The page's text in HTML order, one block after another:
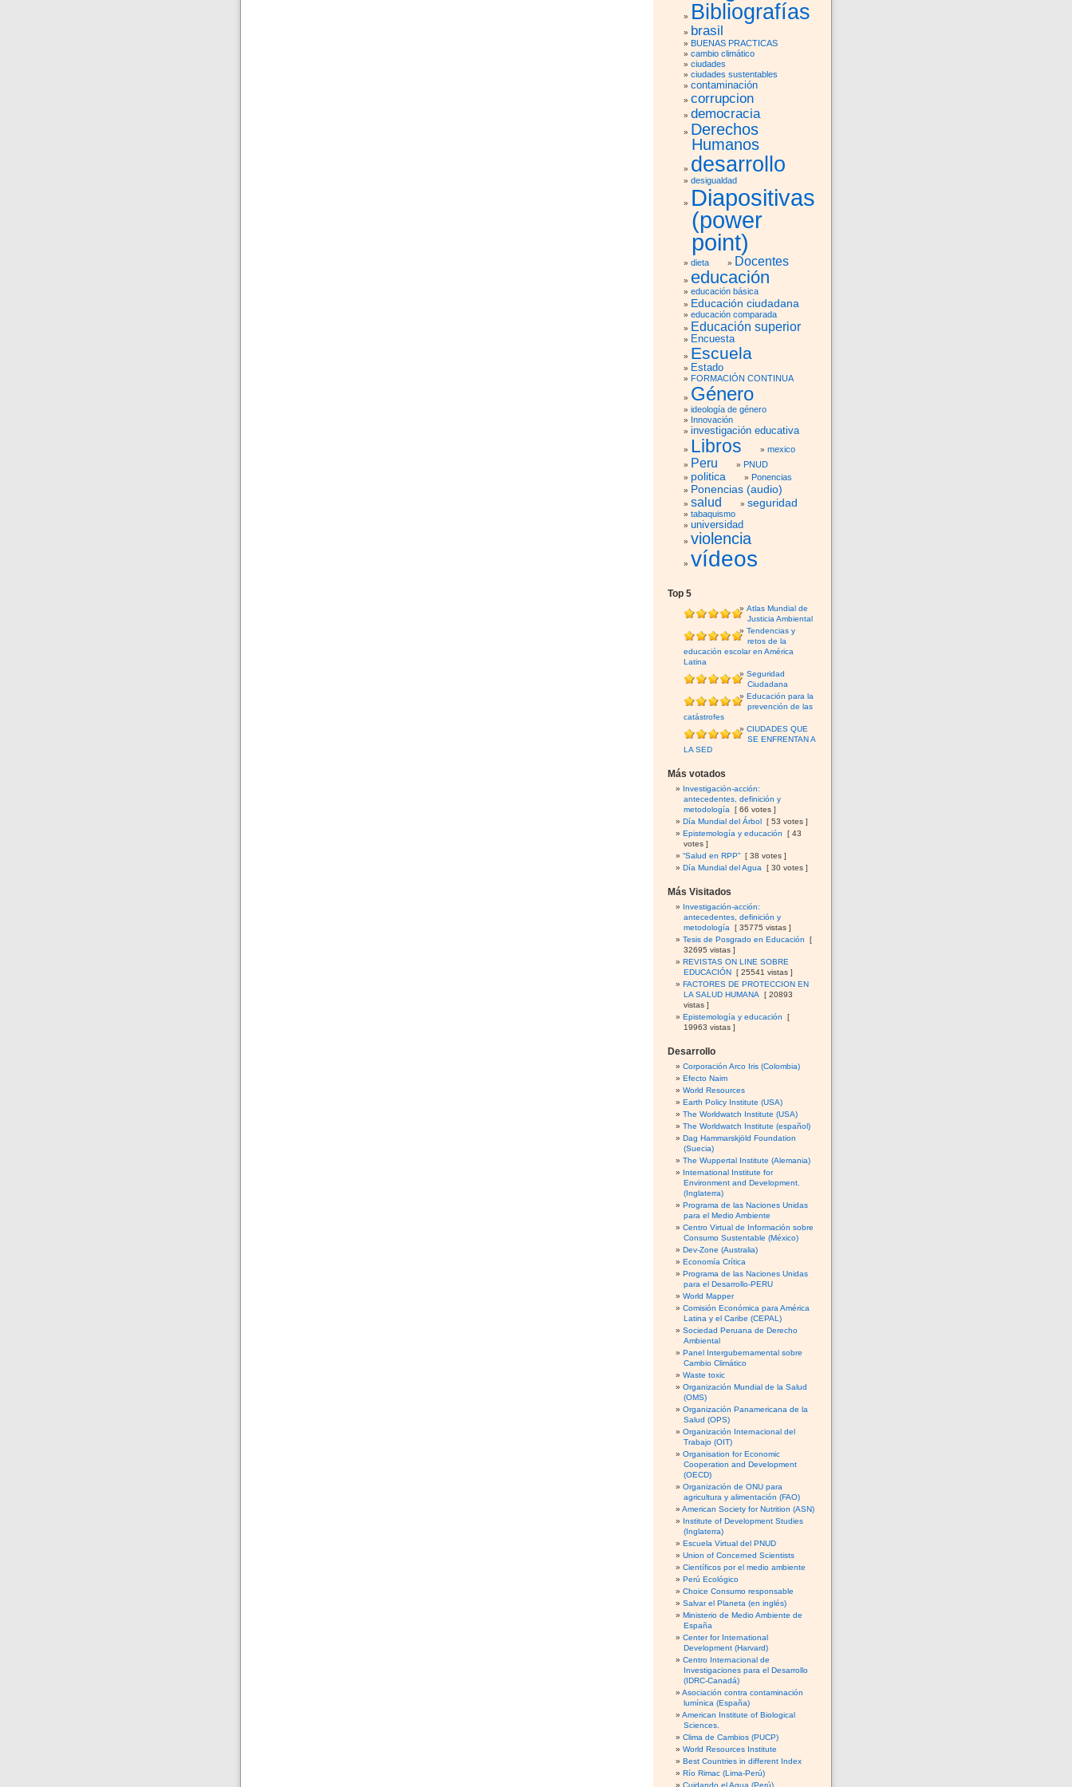
Bibliografías
brasil
BUENAS PRACTICAS
cambio climático
ciudades
ciudades sustentables
contaminación
corrupcion
democracia
Derechos
Humanos
desarrollo
desigualdad
Diapositivas
(power
point)
dieta Docentes
educación
educación básica
Educación ciudadana
educación comparada
Educación superior
Encuesta
Escuela
Estado
FORMACIÓN CONTINUA
Género
ideología de género
Innovación
investigación educativa
Libros mexico
Peru PNUD
politica Ponencias
Ponencias (audio)
salud seguridad
tabaquismo
universidad
violencia
vídeos
Top 5
Atlas Mundial de
Justicia Ambiental
Tendencias y
retos de la
educación escolar en América
Latina
Seguridad
Ciudadana
Educación para la
prevención de las
catástrofes
CIUDADES QUE
SE ENFRENTAN A
LA SED
Más votados
Investigación-acción:
antecedentes, definición y
metodología [ 66 votes ]
Día Mundial del Árbol [ 53 votes ]
Epistemología y educación [ 43
votes ]
“Salud en RPP” [ 38 votes ]
Día Mundial del Agua [ 30 votes ]
Más Visitados
Investigación-acción:
antecedentes, definición y
metodología [ 35775 vistas ]
Tesis de Posgrado en Educación [
32695 vistas ]
REVISTAS ON LINE SOBRE
EDUCACIÓN [ 25541 vistas ]
FACTORES DE PROTECCION EN
LA SALUD HUMANA [ 20893
vistas ]
Epistemología y educación [
19963 vistas ]
Desarrollo
Corporación Arco Iris (Colombia)
Efecto Naim
World Resources
Earth Policy Institute (USA)
The Worldwatch Institute (USA)
The Worldwatch Institute (español)
Dag Hammarskjöld Foundation
(Suecia)
The Wuppertal Institute (Alemania)
International Institute for
Environment and Development.
(Inglaterra)
Programa de las Naciones Unidas
para el Medio Ambiente
Centro Virtual de Información sobre
Consumo Sustentable (México)
Dev-Zone (Australia)
Economía Crítica
Programa de las Naciones Unidas
para el Desarrollo-PERU
World Mapper
Comisión Económica para América
Latina y el Caribe (CEPAL)
Sociedad Peruana de Derecho
Ambiental
Panel Intergubernamental sobre
Cambio Climático
Waste toxic
Organización Mundial de la Salud
(OMS)
Organización Panamericana de la
Salud (OPS)
Organización Internacional del
Trabajo (OIT)
Organisation for Economic
Cooperation and Development
(OECD)
Organización de ONU para
agricultura y alimentación (FAO)
American Society for Nutrition (ASN)
Institute of Development Studies
(Inglaterra)
Escuela Virtual del PNUD
Union of Concerned Scientists
Científicos por el medio ambiente
Perú Ecológico
Choice Consumo responsable
Salvar el Planeta (en inglés)
Ministerio de Medio Ambiente de
España
Center for International
Development (Harvard)
Centro Internacional de
Investigaciones para el Desarrollo
(IDRC-Canadá)
Asociación contra contaminación
lumínica (España)
American Institute of Biological
Sciences.
Clima de Cambios (PUCP)
World Resources Institute
Best Countries in different Index
Río Rimac (Lima-Perú)
Cuidando el Agua (Perú)